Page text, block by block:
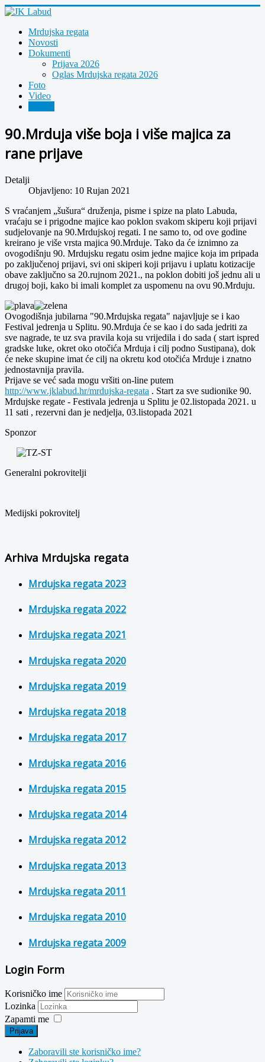
Mrdujska regata
Novosti
Dokumenti
Prijava 2026
Oglas Mrdujska regata 2026
Foto
Video
90.Mrduja više boja i više majica za
rane prijave
Detalji
Objavljeno: 10 Rujan 2021
S vraćanjem „šušura“ druženja, pisme i spize na plato Labuda,
vraćaju se i prigodne majice kao poklon svakom skiperu koji prijavi
sudjelovanje na 90.Mrdujskoj regati. I ne samo to, od ove godine
kreirano je više vrsta majica 90.Mrduje. Tako da će iznimno za
ovogodišnju 90. Mrdujsku regatu osim jedne majice koja im pripada
po zaključenoj prijavi, svi oni skiperi koji prijavu i uplatu kotizacije
obave zaključno sa 20.rujnom 2021., na poklon dobiti još jednu ali u
drugoj boji, kako bi imali komplet za uspomenu na ovu 90.Mrduju.
Ovogodišnja jubilarna "90.Mrdujska regata" najavljuje se i kao
Festival jedrenja u Splitu. 90.Mrduja će se kao i do sada jedriti za
sve nagrade, te uz sva pravila koja su vrijedila i do sada ( start ispred
gradske luke, okret oko otočića Mrduja i cilj podno Sustipana), dok
će neke skupine imat će cilj na okretu kod otočića Mrduje i znatno
jednostavnija pravila.
Prijave se već sada mogu vršiti on-line putem
http://www.jklabud.hr/mrdujska-regata . Start za sve sudionike 90.
Mrdujske regate - Festivala jedrenja u Splitu je 02.listopada 2021. u
11 sati , rezervni dan je nedjelja, 03.listopada 2021
Sponzor
Generalni pokrovitelji
Medijski pokrovitelj
Arhiva Mrdujska regata
Mrdujska regata 2023
Mrdujska regata 2022
Mrdujska regata 2021
Mrdujska regata 2020
Mrdujska regata 2019
Mrdujska regata 2018
Mrdujska regata 2017
Mrdujska regata 2016
Mrdujska regata 2015
Mrdujska regata 2014
Mrdujska regata 2012
Mrdujska regata 2013
Mrdujska regata 2011
Mrdujska regata 2010
Mrdujska regata 2009
Login Form
Korisničko ime
Lozinka
Zapamti me
Prijava
Zaboravili ste korisničko ime?